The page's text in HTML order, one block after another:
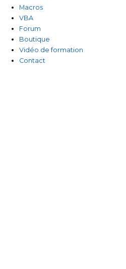
Macros
VBA
Forum
Boutique
Vidéo de formation
Contact